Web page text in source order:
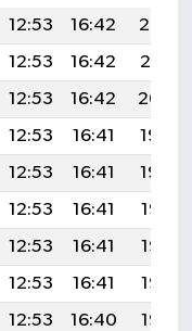
12:53 16:42
20:02
12:53 16:42
20:01
12:53 16:42
20:00
12:53 16:41
19:59
12:53 16:41
19:59
12:53 16:41
19:58
12:53 16:41
19:57
12:53 16:41
19:56
12:53 16:40
19:55